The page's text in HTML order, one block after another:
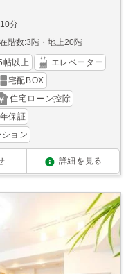
分
階数:3階・地上20階
帖以上
エレベーター
宅配BOX
住宅ローン控除
保証
ョン
詳細を見る